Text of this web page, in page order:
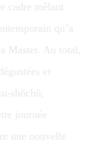
cadre mêlant
qu’a
Master. Au total,
et
shōchū,
journée
une nouvelle